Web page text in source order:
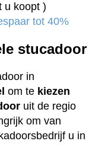
u koopt )
tot 40%
stucadoor
in
om te kiezen
uit de regio
om van
u in